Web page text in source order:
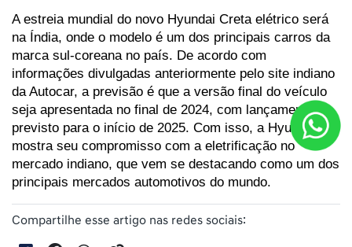
A estreia mundial do novo Hyundai Creta elétrico será
na Índia, onde o modelo é um dos principais carros da
marca sul-coreana no país. De acordo com
informações divulgadas anteriormente pelo site indiano
da Autocar, a previsão é que a versão final do veículo
seja apresentada no final de 2024, com lançamento
previsto para o início de 2025. Com isso, a Hyundai
mostra seu compromisso com a eletrificação no
mercado indiano, que vem se destacando como um dos
principais mercados automotivos do mundo.
Compartilhe esse artigo nas redes sociais: